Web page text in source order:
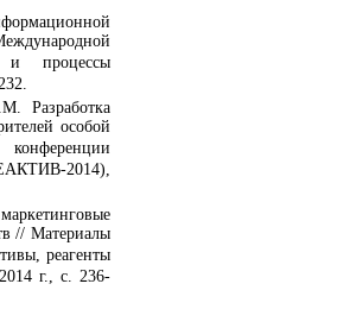
и процессы
Разработка
особой
2014),
// Материалы
реагенты
г., с. 236-